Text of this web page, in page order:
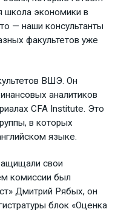
школа экономики в
— наши консультанты
факультетов уже
ВШЭ. Он
аналитиков
CFA Institute. Это
в которых
языке.
свои
комиссии был
Дмитрий Рябых, он
блок «Оценка